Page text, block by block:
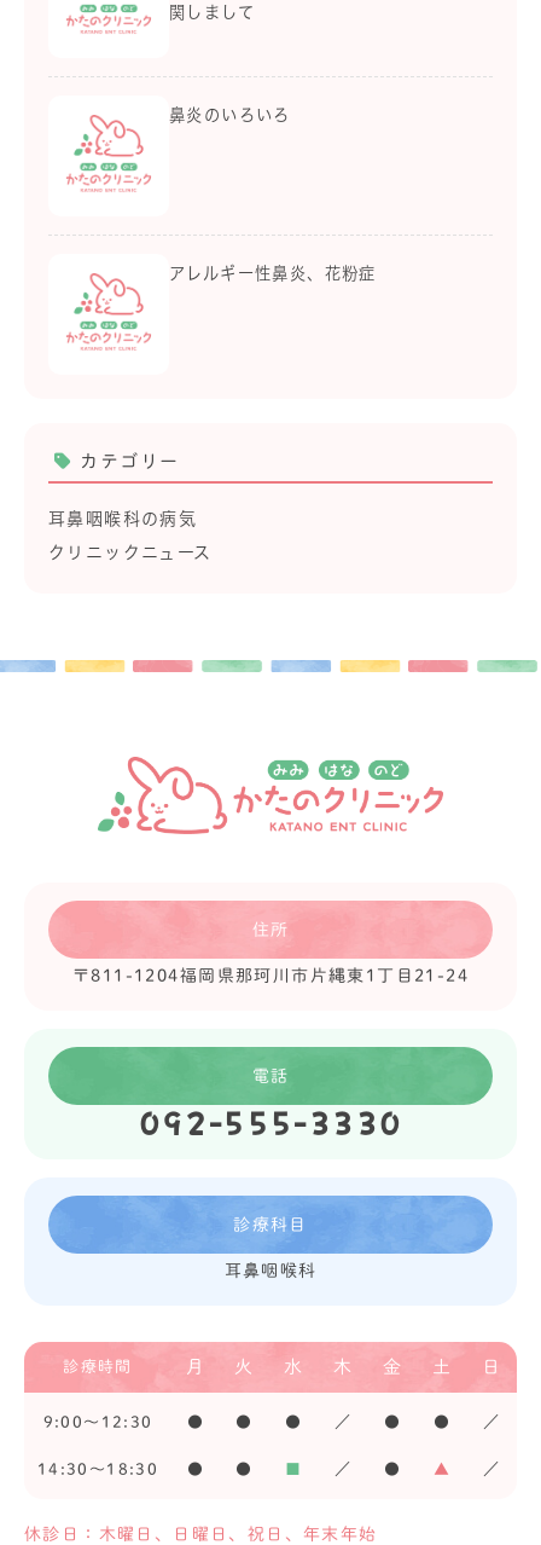
関しまして
鼻炎のいろいろ
アレルギー性鼻炎、花粉症
カテゴリー
耳鼻咽喉科の病気
クリニックニュース
住所
〒811-1204福岡県那珂川市片縄東1丁目21-24
電話
092-555-3330
診療科目
耳鼻咽喉科
診療時間 月 火 水 木 金 土 日
9:00〜12:30 ● ● ● ／ ● ● ／
14:30〜18:30 ● ● ／ ● ▲ ／
休診日：木曜日、日曜日、祝日、年末年始